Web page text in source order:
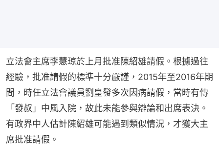
立法會主席李慧琼於上月批准陳紹雄請假。根據過往
經驗，批准請假的標準十分嚴謹，2015年至2016年期
間，時任立法會議員劉皇發多次因病請假，當時有傳
「發叔」中風入院，故此未能參與辯論和出席表決。
有政界中人估計陳紹雄可能遇到類似情況，才獲大主
席批准請假。